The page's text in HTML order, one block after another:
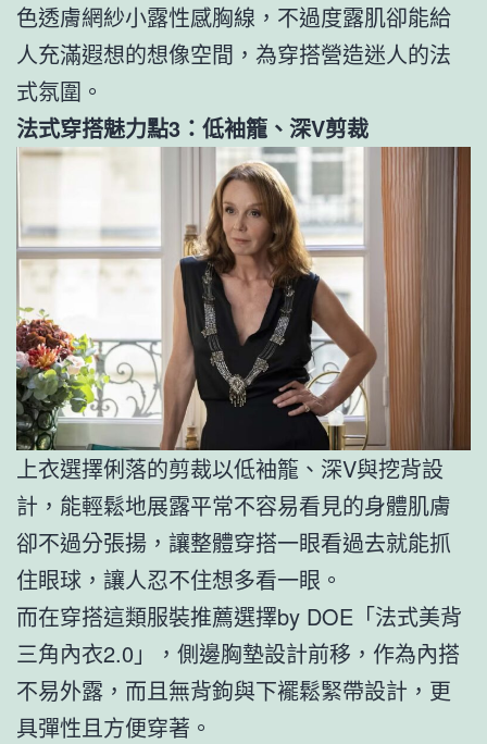
色透膚網紗小露性感胸線，不過度露肌卻能給
人充滿遐想的想像空間，為穿搭營造迷人的法
式氛圍。
法式穿搭魅力點3：低袖籠、深V剪裁
上衣選擇俐落的剪裁以低袖籠、深V與挖背設
計，能輕鬆地展露平常不容易看見的身體肌膚
卻不過分張揚，讓整體穿搭一眼看過去就能抓
住眼球，讓人忍不住想多看一眼。
而在穿搭這類服裝推薦選擇by DOE「法式美背
三角內衣2.0」，側邊胸墊設計前移，作為內搭
不易外露，而且無背鉤與下襬鬆緊帶設計，更
具彈性且方便穿著。